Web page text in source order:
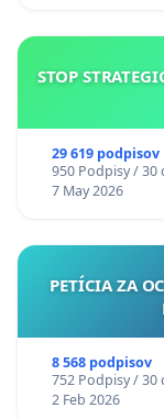
STOP
29 619 podpisov
950 Podpisy / 30
7 May 2026
PETÍCIA ZA
8 568 podpisov
752 Podpisy / 30
2 Feb 2026